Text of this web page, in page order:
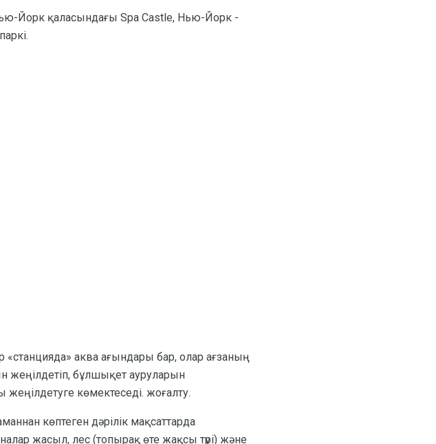
Йорк қаласындағы Spa Castle, Нью-Йорк -
аква ағындары бар, олар ағзаның
жеңілдетіп, бұлшықет ауруларын
көмектеседі. жоғалту.
көптеген дәрілік мақсаттарда
жасыл, лес (топырақ өте жақсы түрі) және